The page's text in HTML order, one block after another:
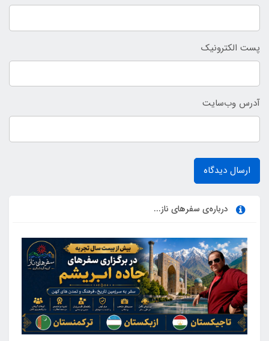
پست الکترونیک
آدرس وب‌سایت
ارسال دیدگاه
درباره‌ی سفرهای ناز...